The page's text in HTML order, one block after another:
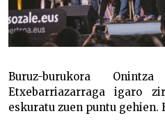
Buruz-burukora
Etxebarriazarraga igaro
eskuratu zuen puntu gehien.